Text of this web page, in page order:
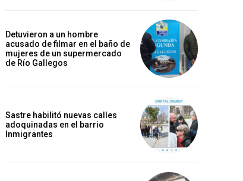
Detuvieron a un hombre
acusado de filmar en el baño de
mujeres de un supermercado
de Río Gallegos
Sastre habilitó nuevas calles
adoquinadas en el barrio
Inmigrantes